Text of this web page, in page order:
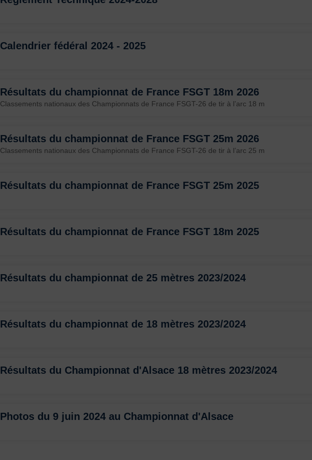
Calendrier fédéral 2024 - 2025
Résultats du championnat de France FSGT 18m 2026
Classements nationaux des Championnats de France FSGT-26 de tir à l’arc 18 m
Résultats du championnat de France FSGT 25m 2026
Classements nationaux des Championnats de France FSGT-26 de tir à l’arc 25 m
Résultats du championnat de France FSGT 25m 2025
Résultats du championnat de France FSGT 18m 2025
Résultats du championnat de 25 mètres 2023/2024
Résultats du championnat de 18 mètres 2023/2024
Résultats du Championnat d'Alsace 18 mètres 2023/2024
Photos du 9 juin 2024 au Championnat d'Alsace